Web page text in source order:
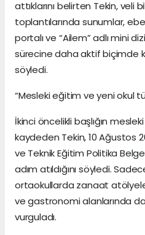
attıklarını belirten Tekin, veli
toplantılarında sunumlar,
portalı ve “Ailem” adlı mini
sürecine daha aktif biçimde
söyledi.
“Mesleki eğitim ve yeni okul
İkinci öncelikli başlığın
kaydeden Tekin, 10 Ağustos
ve Teknik Eğitim Politika
adım atıldığını söyledi.
ortaokullarda zanaat
ve gastronomi alanlarında da
vurguladı.